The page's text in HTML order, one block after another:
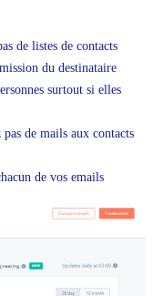
de listes de contacts
du destinataire
surtout si elles
de mails aux contacts
de vos emails